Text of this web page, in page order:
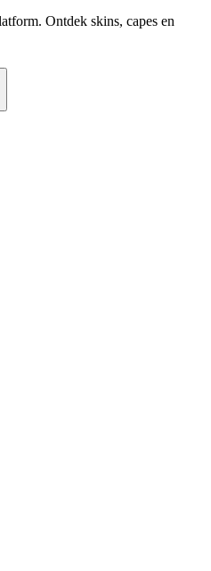
Ontdek skins, capes en